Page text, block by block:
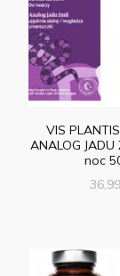
VIS
ANALOG JADU
noc
36,99